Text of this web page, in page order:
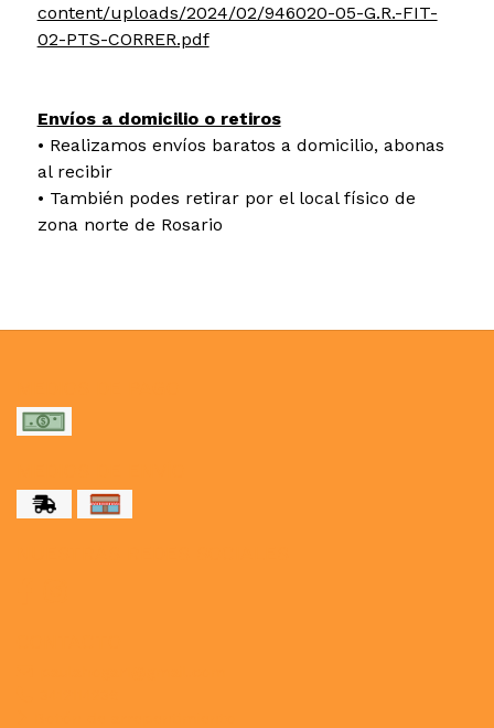
content/uploads/2024/02/946020-05-G.R.-FIT-
02-PTS-CORRER.pdf
Envíos a domicilio o retiros
• Realizamos envíos baratos a domicilio, abonas
al recibir
• También podes retirar por el local físico de
zona norte de Rosario